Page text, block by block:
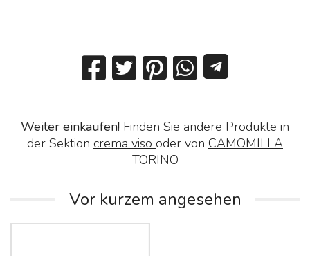
Weiter einkaufen! Finden Sie andere Produkte in
der Sektion crema viso oder von CAMOMILLA
TORINO
Vor kurzem angesehen